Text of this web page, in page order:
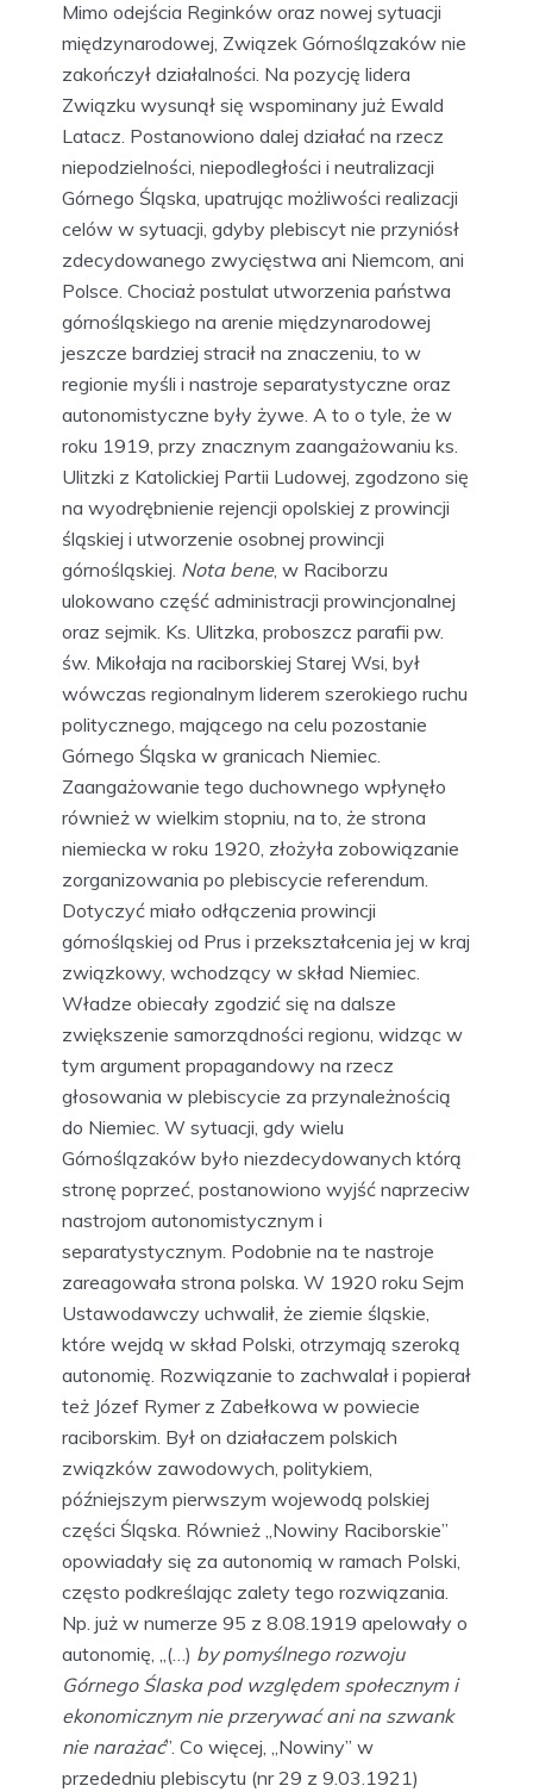
Mimo odejścia Reginków oraz nowej sytuacji
międzynarodowej, Związek Górnoślązaków nie
zakończył działalności. Na pozycję lidera
Związku wysunął się wspominany już Ewald
Latacz. Postanowiono dalej działać na rzecz
niepodzielności, niepodległości i neutralizacji
Górnego Śląska, upatrując możliwości realizacji
celów w sytuacji, gdyby plebiscyt nie przyniósł
zdecydowanego zwycięstwa ani Niemcom, ani
Polsce. Chociaż postulat utworzenia państwa
górnośląskiego na arenie międzynarodowej
jeszcze bardziej stracił na znaczeniu, to w
regionie myśli i nastroje separatystyczne oraz
autonomistyczne były żywe. A to o tyle, że w
roku 1919, przy znacznym zaangażowaniu ks.
Ulitzki z Katolickiej Partii Ludowej, zgodzono się
na wyodrębnienie rejencji opolskiej z prowincji
śląskiej i utworzenie osobnej prowincji
górnośląskiej. Nota bene, w Raciborzu
ulokowano część administracji prowincjonalnej
oraz sejmik. Ks. Ulitzka, proboszcz parafii pw.
św. Mikołaja na raciborskiej Starej Wsi, był
wówczas regionalnym liderem szerokiego ruchu
politycznego, mającego na celu pozostanie
Górnego Śląska w granicach Niemiec.
Zaangażowanie tego duchownego wpłynęło
również w wielkim stopniu, na to, że strona
niemiecka w roku 1920, złożyła zobowiązanie
zorganizowania po plebiscycie referendum.
Dotyczyć miało odłączenia prowincji
górnośląskiej od Prus i przekształcenia jej w kraj
związkowy, wchodzący w skład Niemiec.
Władze obiecały zgodzić się na dalsze
zwiększenie samorządności regionu, widząc w
tym argument propagandowy na rzecz
głosowania w plebiscycie za przynależnością
do Niemiec. W sytuacji, gdy wielu
Górnoślązaków było niezdecydowanych którą
stronę poprzeć, postanowiono wyjść naprzeciw
nastrojom autonomistycznym i
separatystycznym. Podobnie na te nastroje
zareagowała strona polska. W 1920 roku Sejm
Ustawodawczy uchwalił, że ziemie śląskie,
które wejdą w skład Polski, otrzymają szeroką
autonomię. Rozwiązanie to zachwalał i popierał
też Józef Rymer z Zabełkowa w powiecie
raciborskim. Był on działaczem polskich
związków zawodowych, politykiem,
późniejszym pierwszym wojewodą polskiej
części Śląska. Również „Nowiny Raciborskie”
opowiadały się za autonomią w ramach Polski,
często podkreślając zalety tego rozwiązania.
Np. już w numerze 95 z 8.08.1919 apelowały o
autonomię, „(…) by pomyślnego rozwoju
Górnego Ślaska pod względem społecznym i
ekonomicznym nie przerywać ani na szwank
nie narażać”. Co więcej, „Nowiny” w
przededniu plebiscytu (nr 29 z 9.03.1921)